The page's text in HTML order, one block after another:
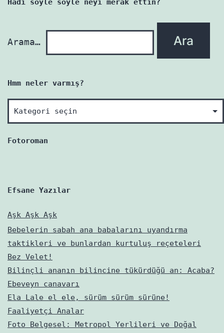
Hadi söyle söyle neyi merak ettin?
Arama…
Hmm neler varmış?
Hmm
neler
varmış?
Fotoroman
Efsane Yazılar
Aşk Aşk Aşk
Bebelerin sabah ana babalarını uyandırma
taktikleri ve bunlardan kurtuluş reçeteleri
Bez Velet!
Bilinçli ananın bilincine tükürdüğü an: Acaba?
Ebeveyn canavarı
Ela Lale el ele, sürüm sürüm sürüne!
Faaliyetçi Analar
Foto Belgesel: Metropol Yerlileri ve Doğal